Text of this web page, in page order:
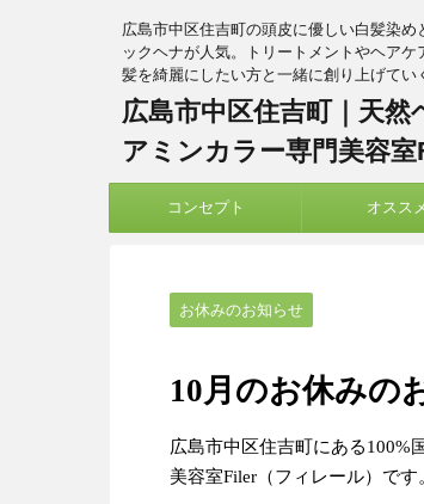
広島市中区住吉町の頭皮に優しい白髪染め
ックヘナが人気。トリートメントやヘアケ
髪を綺麗にしたい方と一緒に創り上げてい
広島市中区住吉町｜天然
アミンカラー専門美容
コンセプト オスス
お休みのお知らせ
10月のお休みの
広島市中区住吉町にある100%
美容室Filer（フィレール）です